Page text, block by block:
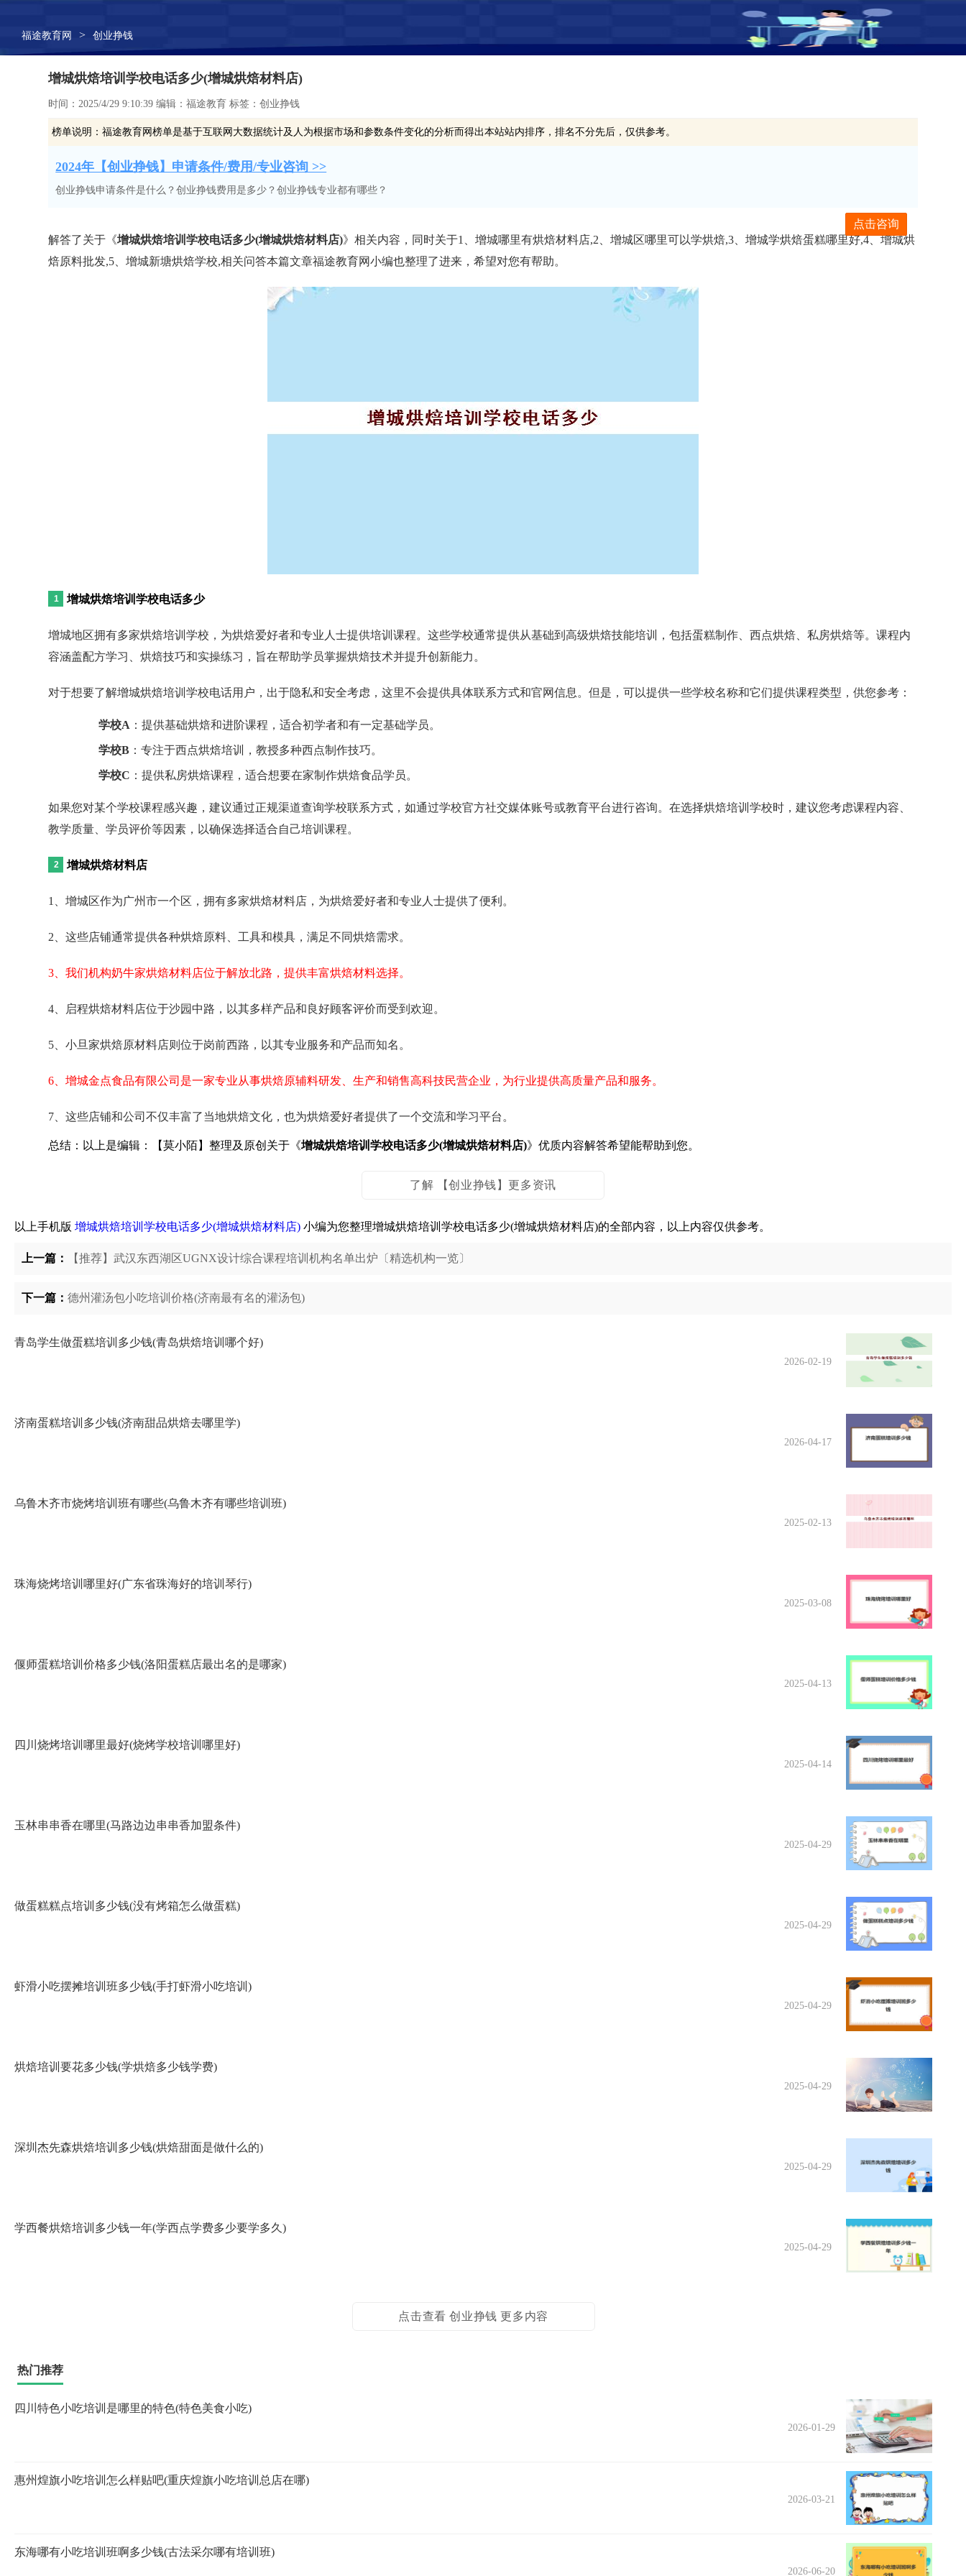
福途教育网 > 创业挣钱
增城烘焙培训学校电话多少(增城烘焙材料店)
时间：2025/4/29 9:10:39 编辑：福途教育 标签：创业挣钱
榜单说明：福途教育网榜单是基于互联网大数据统计及人为根据市场和参数条件变化的分析而得出本站站内排序，排名不分先后，仅供参考。
2024年【创业挣钱】申请条件/费用/专业咨询 >>
创业挣钱申请条件是什么？创业挣钱费用是多少？创业挣钱专业都有哪些？
点击咨询
解答了关于《增城烘焙培训学校电话多少(增城烘焙材料店)》相关内容，同时关于1、增城哪里有烘焙材料店,2、增城区哪里可以学烘焙,3、增城学烘焙蛋糕哪里好,4、增城烘
焙原料批发,5、增城新塘烘焙学校,相关问答本篇文章福途教育网小编也整理了进来，希望对您有帮助。
增城烘焙培训学校电话多少
增城地区拥有多家烘焙培训学校，为烘焙爱好者和专业人士提供培训课程。这些学校通常提供从基础到高级烘焙技能培训，包括蛋糕制作、西点烘焙、私房烘焙等。课程内
容涵盖配方学习、烘焙技巧和实操练习，旨在帮助学员掌握烘焙技术并提升创新能力。
对于想要了解增城烘焙培训学校电话用户，出于隐私和安全考虑，这里不会提供具体联系方式和官网信息。但是，可以提供一些学校名称和它们提供课程类型，供您参考：
学校A ：提供基础烘焙和进阶课程，适合初学者和有一定基础学员。
学校B ：专注于西点烘焙培训，教授多种西点制作技巧。
学校C ：提供私房烘焙课程，适合想要在家制作烘焙食品学员。
如果您对某个学校课程感兴趣，建议通过正规渠道查询学校联系方式，如通过学校官方社交媒体账号或教育平台进行咨询。在选择烘焙培训学校时，建议您考虑课程内容、
教学质量、学员评价等因素，以确保选择适合自己培训课程。
增城烘焙材料店
1、增城区作为广州市一个区，拥有多家烘焙材料店，为烘焙爱好者和专业人士提供了便利。
2、这些店铺通常提供各种烘焙原料、工具和模具，满足不同烘焙需求。
3、我们机构奶牛家烘焙材料店位于解放北路，提供丰富烘焙材料选择。
4、启程烘焙材料店位于沙园中路，以其多样产品和良好顾客评价而受到欢迎。
5、小旦家烘焙原材料店则位于岗前西路，以其专业服务和产品而知名。
6、增城金点食品有限公司是一家专业从事烘焙原辅料研发、生产和销售高科技民营企业，为行业提供高质量产品和服务。
7、这些店铺和公司不仅丰富了当地烘焙文化，也为烘焙爱好者提供了一个交流和学习平台。
总结：以上是编辑：【莫小陌】整理及原创关于《增城烘焙培训学校电话多少(增城烘焙材料店)》优质内容解答希望能帮助到您。
了解 【创业挣钱】更多资讯
以上手机版 增城烘焙培训学校电话多少(增城烘焙材料店) 小编为您整理增城烘焙培训学校电话多少(增城烘焙材料店)的全部内容，以上内容仅供参考。
上一篇： 【推荐】武汉东西湖区UGNX设计综合课程培训机构名单出炉〔精选机构一览〕
下一篇： 德州灌汤包小吃培训价格(济南最有名的灌汤包)
青岛学生做蛋糕培训多少钱(青岛烘焙培训哪个好)
2026-02-19
济南蛋糕培训多少钱(济南甜品烘焙去哪里学)
2026-04-17
乌鲁木齐市烧烤培训班有哪些(乌鲁木齐有哪些培训班)
2025-02-13
珠海烧烤培训哪里好(广东省珠海好的培训琴行)
2025-03-08
偃师蛋糕培训价格多少钱(洛阳蛋糕店最出名的是哪家)
2025-04-13
四川烧烤培训哪里最好(烧烤学校培训哪里好)
2025-04-14
玉林串串香在哪里(马路边边串串香加盟条件)
2025-04-29
做蛋糕糕点培训多少钱(没有烤箱怎么做蛋糕)
2025-04-29
虾滑小吃摆摊培训班多少钱(手打虾滑小吃培训)
2025-04-29
烘焙培训要花多少钱(学烘焙多少钱学费)
2025-04-29
深圳杰先森烘焙培训多少钱(烘焙甜面是做什么的)
2025-04-29
学西餐烘焙培训多少钱一年(学西点学费多少要学多久)
2025-04-29
点击查看 创业挣钱 更多内容
热门推荐
四川特色小吃培训是哪里的特色(特色美食小吃)
2026-01-29
惠州煌旗小吃培训怎么样贴吧(重庆煌旗小吃培训总店在哪)
2026-03-21
东海哪有小吃培训班啊多少钱(古法采尔哪有培训班)
2026-06-20